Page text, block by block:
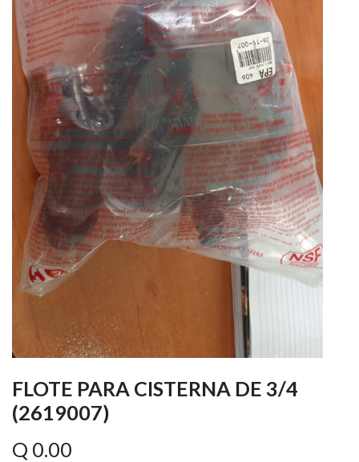
FLOTE PARA CISTERNA DE 3/4
(2619007)
Q 0.00